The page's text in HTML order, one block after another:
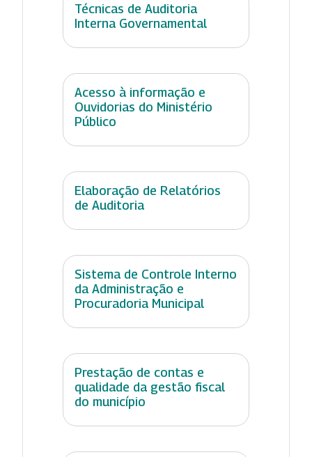
Técnicas de Auditoria
Interna Governamental
Acesso à informação e
Ouvidorias do Ministério
Público
Elaboração de Relatórios
de Auditoria
Sistema de Controle Interno
da Administração e
Procuradoria Municipal
Prestação de contas e
qualidade da gestão fiscal
do município